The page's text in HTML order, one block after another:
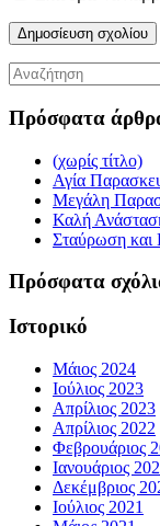
Πρόσφατα
(χωρίς τίτλο)
Αγία
Μεγάλη
Καλή
Σταύρωση και
Πρόσφατα
Ιστορικό
Μάιος 2024
Ιούλιος 2023
Απρίλιος 2023
Απρίλιος 2022
Φεβρουάριος
Ιανουάριος
Δεκέμβριος
Ιούλιος 2021